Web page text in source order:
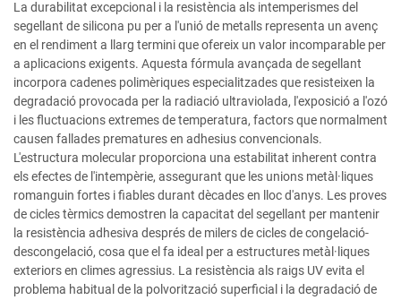
La durabilitat excepcional i la resistència als intemperismes del
segellant de silicona pu per a l'unió de metalls representa un avenç
en el rendiment a llarg termini que ofereix un valor incomparable per
a aplicacions exigents. Aquesta fórmula avançada de segellant
incorpora cadenes polimèriques especialitzades que resisteixen la
degradació provocada per la radiació ultraviolada, l'exposició a l'ozó
i les fluctuacions extremes de temperatura, factors que normalment
causen fallades prematures en adhesius convencionals.
L'estructura molecular proporciona una estabilitat inherent contra
els efectes de l'intempèrie, assegurant que les unions metàl·liques
romanguin fortes i fiables durant dècades en lloc d'anys. Les proves
de cicles tèrmics demostren la capacitat del segellant per mantenir
la resistència adhesiva després de milers de cicles de congelació-
descongelació, cosa que el fa ideal per a estructures metàl·liques
exteriors en climes agressius. La resistència als raigs UV evita el
problema habitual de la polvorització superficial i la degradació de